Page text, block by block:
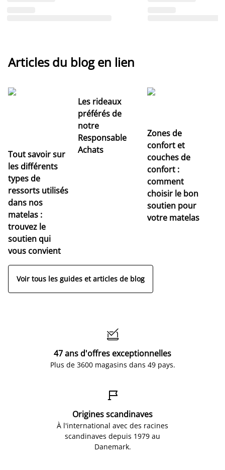
Articles du blog en lien
Tout savoir sur
les différents
types de
ressorts utilisés
dans nos
matelas :
trouvez le
soutien qui
vous convient
Les rideaux
préférés de
notre
Responsable
Achats
Zones de
confort et
couches de
confort :
comment
choisir le bon
soutien pour
votre matelas
Voir tous les guides et articles de blog

47 ans d'offres exceptionnelles
Plus de 3600 magasins dans 49 pays.

Origines scandinaves
À l'international avec des racines
scandinaves depuis 1979 au
Danemark.